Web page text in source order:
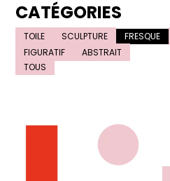
CATÉGORIES
TOILE SCULPTURE FRESQUE
FIGURATIF
ABSTRAIT
TOUS